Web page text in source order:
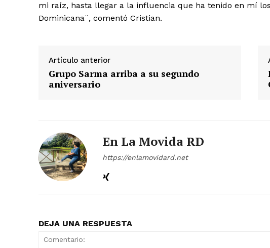
Día de Leyendas
Albert Pujols
mi raíz, hasta llegar a la influencia que ha tenido en mí
Dominicana¨, comentó Cristian.
Artículo anterior
Grupo Sarma arriba a su segundo
aniversario
En La Movida RD
https://enlamovidard.net
DEJA UNA RESPUESTA